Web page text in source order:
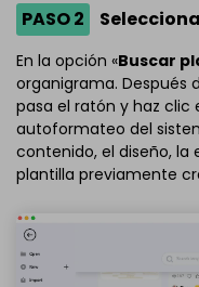
PASO 2
En la opción «Buscar
organigrama. Después
pasa el ratón y haz clic
autoformateo del
contenido, el diseño,
plantilla previamente